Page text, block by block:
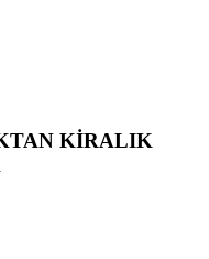
KİRALIK